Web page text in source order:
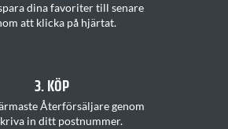
para dina favoritertill senare
att klicka på hjärtat.
3. KÖP
Återförsäljare genom
in ditt postnummer.